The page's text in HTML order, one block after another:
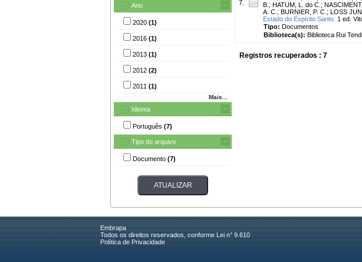
Ano
2020 (1)
2016 (1)
2013 (1)
2012 (2)
2011 (1)
Mais...
Idioma
Português (7)
Tipo do arquivo
Documento (7)
7.
B. ; HATUM, L. do C. ;
A. C. ; BURNIER, P. C. ; LOSS
Estado do Espírito Santo. 1 ed.
Tipo: Documentos
Biblioteca(s): Biblioteca Rui
Registros recuperados : 7
Embrapa
Todos os direitos reservados, conforme Lei n° 9.610
Política de Privacidade